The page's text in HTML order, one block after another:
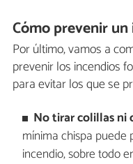
Cómo prevenir
Por último, vamos a
prevenir los incendios
para evitar los que se
No tirar colillas ni
mínima chispa puede
incendio, sobre todo